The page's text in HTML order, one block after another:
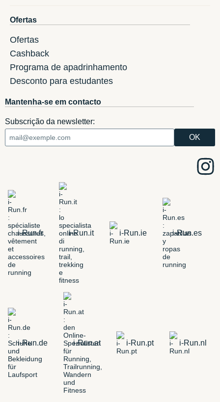
Ofertas
Ofertas
Cashback
Programa de apadrinhamento
Desconto para estudantes
Mantenha-se em contacto
Subscrição da newsletter:
i-Run.fr i-Run.it i-Run.ie i-Run.es
i-Run.de i-Run.at i-Run.pt i-Run.nl